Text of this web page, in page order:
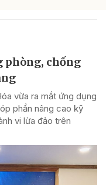
phòng, chống
vừa ra mắt ứng dụng
phần nâng cao kỹ
vi lừa đảo trên